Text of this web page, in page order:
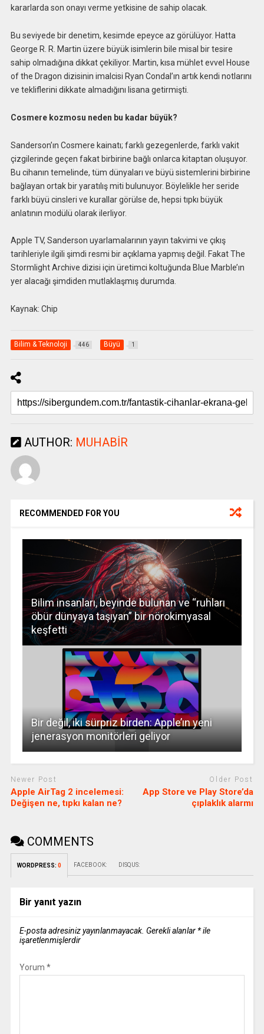
kararlarda son onayı verme yetkisine de sahip olacak.
Bu seviyede bir denetim, kesimde epeyce az görülüyor. Hatta
George R. R. Martin üzere büyük isimlerin bile misal bir tesire
sahip olmadığına dikkat çekiliyor. Martin, kısa mühlet evvel House
of the Dragon dizisinin imalcisi Ryan Condal’ın artık kendi notlarını
ve tekliflerini dikkate almadığını lisana getirmişti.
Cosmere kozmosu neden bu kadar büyük?
Sanderson’ın Cosmere kainatı; farklı gezegenlerde, farklı vakit
çizgilerinde geçen fakat birbirine bağlı onlarca kitaptan oluşuyor.
Bu cihanın temelinde, tüm dünyaları ve büyü sistemlerini birbirine
bağlayan ortak bir yaratılış miti bulunuyor. Böylelikle her seride
farklı büyü cinsleri ve kurallar görülse de, hepsi tıpkı büyük
anlatının modülü olarak ilerliyor.
Apple TV, Sanderson uyarlamalarının yayın takvimi ve çıkış
tarihleriyle ilgili şimdi resmi bir açıklama yapmış değil. Fakat The
Stormlight Archive dizisi için üretimci koltuğunda Blue Marble’ın
yer alacağı şimdiden mutlaklaşmış durumda.
Kaynak: Chip
Bilim & Teknoloji 446 Büyü 1
AUTHOR: MUHABIR
RECOMMENDED FOR YOU
Bilim insanları, beyinde bulunan ve “ruhları
öbür dünyaya taşıyan” bir nörokimyasal
keşfetti
Bir değil, iki sürpriz birden: Apple’ın yeni
jenerasyon monitörleri geliyor
Newer Post
Apple AirTag 2 incelemesi:
Değişen ne, tıpkı kalan ne?
Older Post
App Store ve Play Store’da
çıplaklık alarmı
COMMENTS
WORDPRESS: 0 FACEBOOK: DISQUS:
Bir yanıt yazın
E-posta adresiniz yayınlanmayacak. Gerekli alanlar *ile
işaretlenmişlerdir
Yorum *